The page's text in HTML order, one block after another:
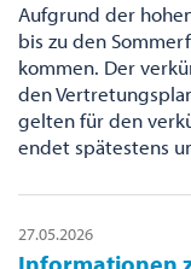
Aufgrund der
bis zu den
kommen. Der
den
gelten für den
endet spätestens
27.05.2026